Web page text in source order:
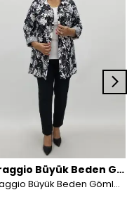
Miraggio Büyük Beden Gömlek
Miraggio Büyük Beden Gömlek 99959 SİYAH/BEYAZ